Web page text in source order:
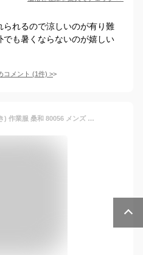
られるので涼しいのが有り難
も暑くならないのが嬉しい
コメント (1件) >
アイスベスト(保冷剤3個付き) 作業服 桑和 80056 メンズ レディース 春夏用 ストレッチ F-XL(3L)